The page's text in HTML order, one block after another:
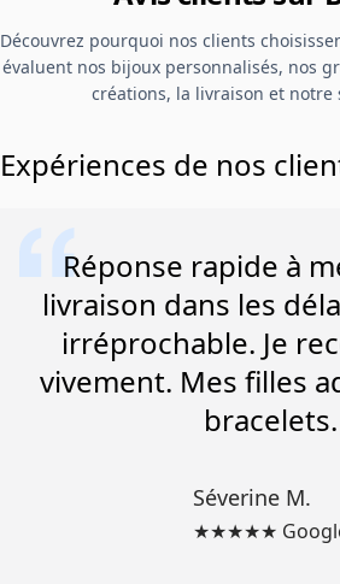
Découvrez pourquoi nos clients
évaluent nos bijoux personnalisés, nos
créations, la livraison et notre
Expériences de nos
Réponse rapide à
livraison dans les
irréprochable. Je
vivement. Mes filles
bracelets.
Séverine M.
★★★★★